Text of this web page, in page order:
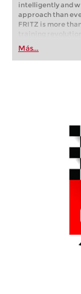
intelligently and
approach than
FRITZ is more
training
first steps into the
playing at a
train more
Más...